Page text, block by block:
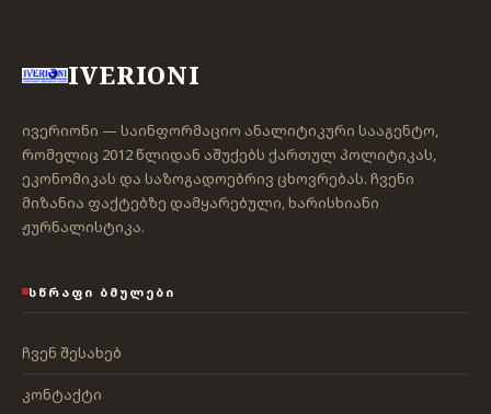
IVERIONI
ივერიონი — საინფორმაციო ანალიტიკური სააგენტო,
რომელიც 2012 წლიდან აშუქებს ქართულ პოლიტიკას,
ეკონომიკას და საზოგადოებრივ ცხოვრებას. ჩვენი
მიზანია ფაქტებზე დამყარებული, ხარისხიანი
ჟურნალისტიკა.
ᲡᲬᲠᲐᲤᲘ ᲑᲛᲣᲚᲔᲑᲘ
ჩვენ შესახებ
კონტაქტი